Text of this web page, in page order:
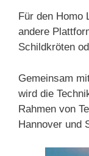
Für den Homo
andere
Schildkröten
Gemeinsam
wird die
Rahmen von
Hannover und